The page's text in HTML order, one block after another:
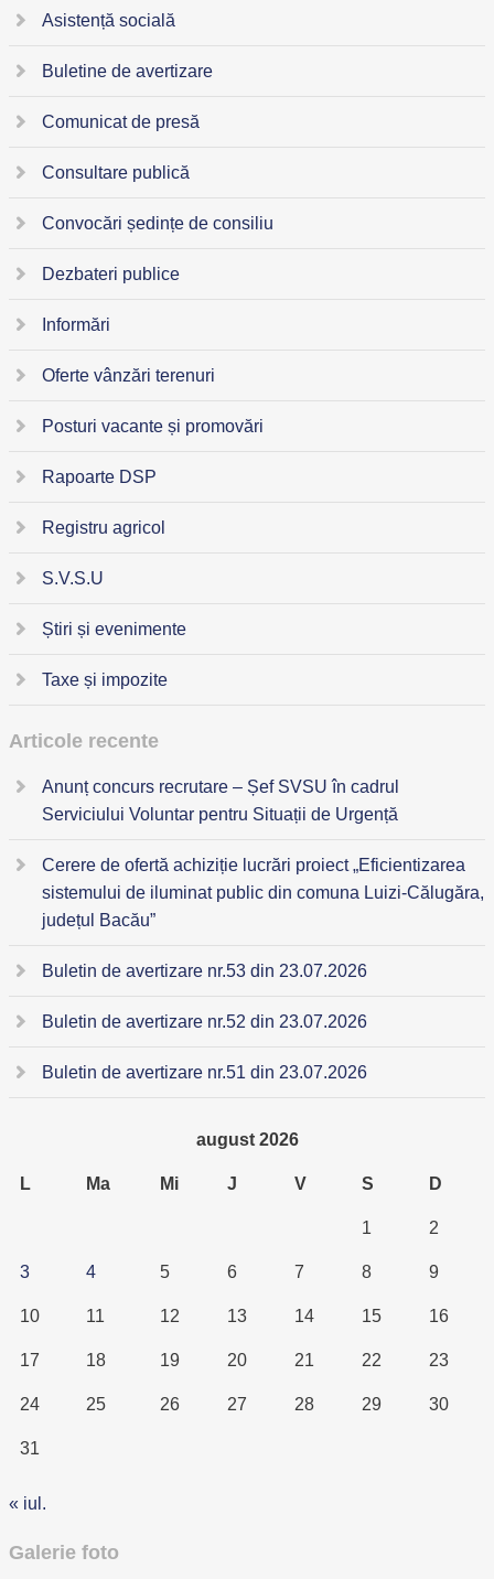
Asistență socială
Buletine de avertizare
Comunicat de presă
Consultare publică
Convocări ședințe de consiliu
Dezbateri publice
Informări
Oferte vânzări terenuri
Posturi vacante și promovări
Rapoarte DSP
Registru agricol
S.V.S.U
Știri și evenimente
Taxe și impozite
Articole recente
Anunț concurs recrutare – Șef SVSU în cadrul
Serviciului Voluntar pentru Situații de Urgență
Cerere de ofertă achiziție lucrări proiect „Eficientizarea
sistemului de iluminat public din comuna Luizi-Călugăra,
județul Bacău”
Buletin de avertizare nr.53 din 23.07.2026
Buletin de avertizare nr.52 din 23.07.2026
Buletin de avertizare nr.51 din 23.07.2026
august 2026
L Ma Mi J V S D
1 2
3 4 5 6 7 8 9
10 11 12 13 14 15 16
17 18 19 20 21 22 23
24 25 26 27 28 29 30
31
« iul.
Galerie foto